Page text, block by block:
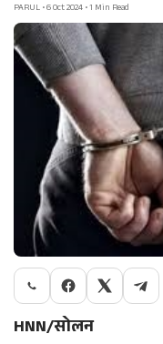
PARUL • 6 Oct 2024 • 1 Min Read
HNN/सोलन